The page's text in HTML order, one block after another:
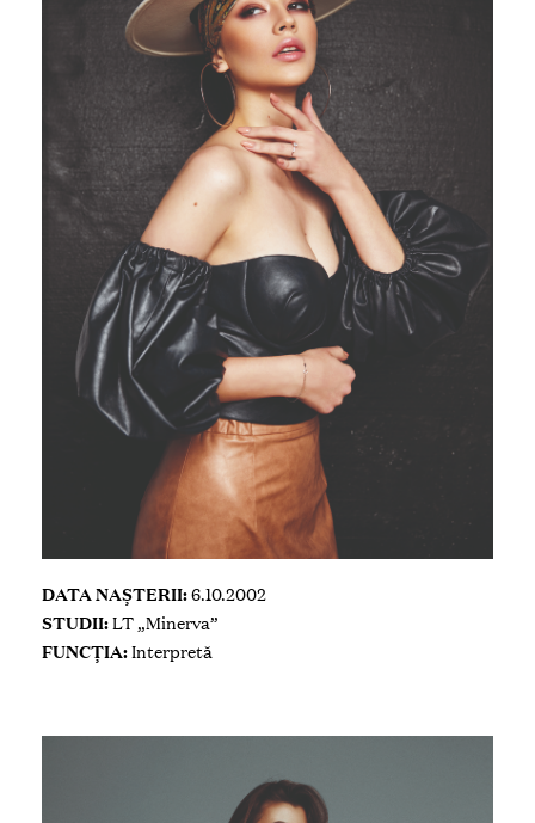
DATA NAȘTERII:6.10.2002
STUDII:LT „Minerva”
FUNCȚIA:Interpretă